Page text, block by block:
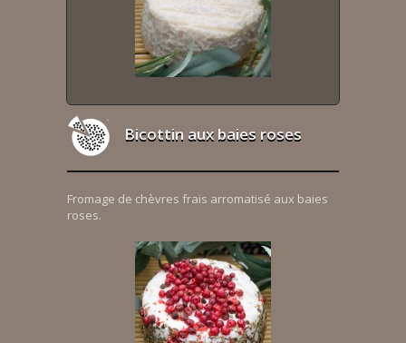
Bicottin aux baies roses
Fromage de chèvres frais arromatisé aux baies
roses.